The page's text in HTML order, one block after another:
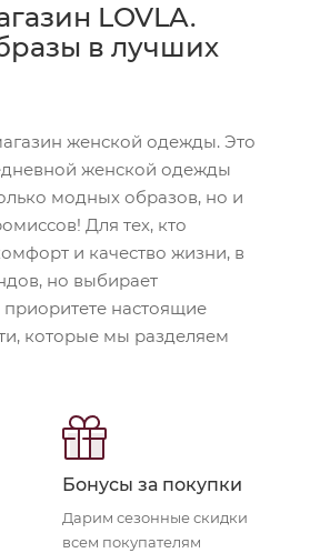
LOVLA.
в лучших
женской одежды. Это
женской одежды
модных образов, но и
Для тех, кто
и качество жизни, в
но выбирает
приоритете настоящие
которые мы разделяем
Бонусы за покупки
Дарим сезонные скидки
всем покупателям